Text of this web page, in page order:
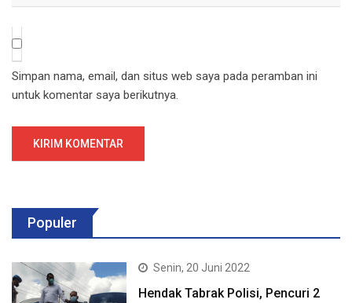
Simpan nama, email, dan situs web saya pada peramban ini
untuk komentar saya berikutnya.
Populer
Senin, 20 Juni 2022
Hendak Tabrak Polisi, Pencuri 2